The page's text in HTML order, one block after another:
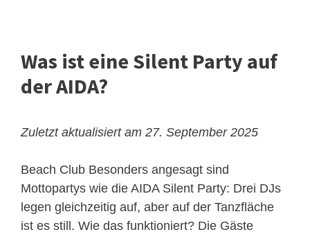
Was ist eine Silent Party auf
der AIDA?
Zuletzt aktualisiert am 27. September 2025
Beach Club Besonders angesagt sind
Mottopartys wie die AIDA Silent Party: Drei DJs
legen gleichzeitig auf, aber auf der Tanzfläche
ist es still. Wie das funktioniert? Die Gäste